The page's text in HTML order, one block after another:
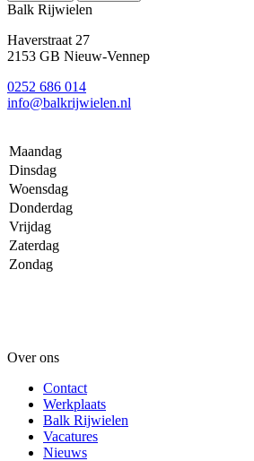
Balk Rijwielen
Haverstraat 27
2153 GB Nieuw-Vennep
0252 686 014
info@balkrijwielen.nl
Maandag
Dinsdag
Woensdag
Donderdag
Vrijdag
Zaterdag
Zondag
Over ons
Contact
Werkplaats
Balk Rijwielen
Vacatures
Nieuws